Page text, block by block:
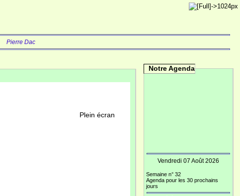
Pierre Dac
Plein écran
Notre Agenda
Vendredi 07 Août 2026
Semaine n° 32
Agenda pour les 30 prochains
jours